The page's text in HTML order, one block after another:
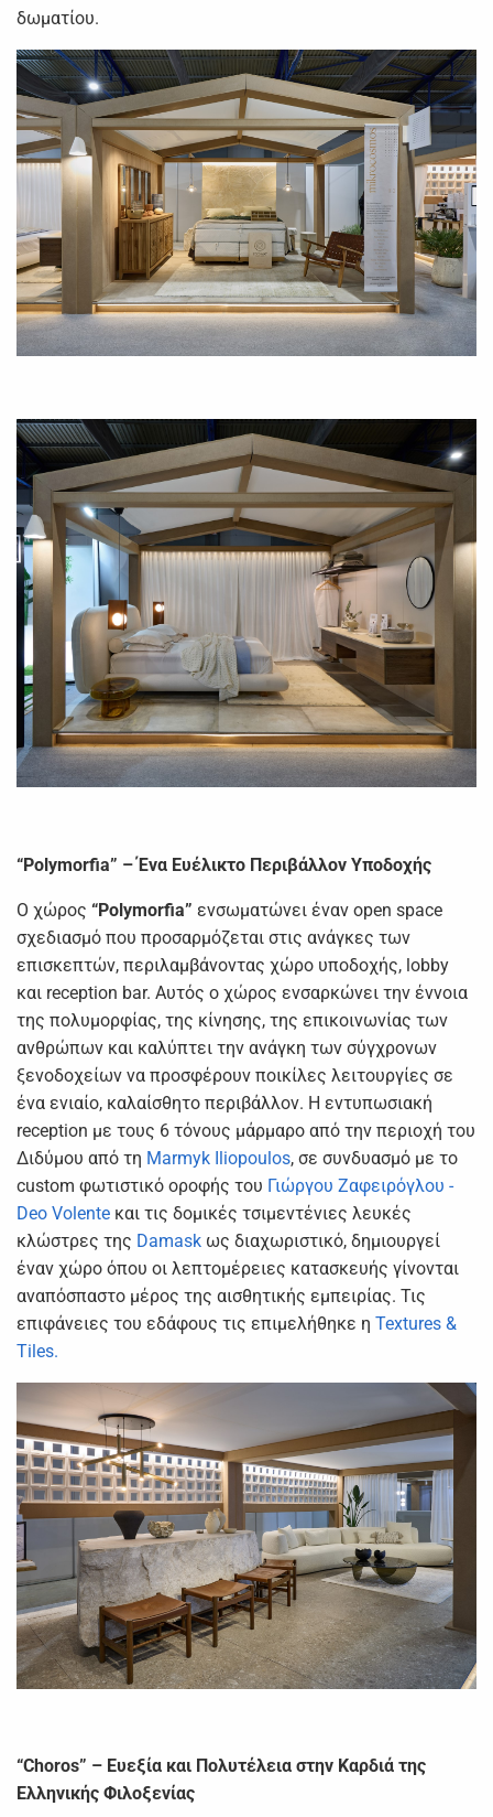
δωματίου.
“Polymorfia” – Ένα Ευέλικτο Περιβάλλον Υποδοχής
O χώρος “Polymorfia” ενσωματώνει έναν open space
σχεδιασμό που προσαρμόζεται στις ανάγκες των
επισκεπτών, περιλαμβάνοντας χώρο υποδοχής, lobby
και reception bar. Αυτός ο χώρος ενσαρκώνει την έννοια
της πολυμορφίας, της κίνησης, της επικοινωνίας των
ανθρώπων και καλύπτει την ανάγκη των σύγχρονων
ξενοδοχείων να προσφέρουν ποικίλες λειτουργίες σε
ένα ενιαίο, καλαίσθητο περιβάλλον. Η εντυπωσιακή
reception με τους 6 τόνους μάρμαρο από την περιοχή του
Διδύμου από τη Marmyk Iliopoulos, σε συνδυασμό με το
custom φωτιστικό οροφής του Γιώργου Ζαφειρόγλου -
Deo Volente και τις δομικές τσιμεντένιες λευκές
κλώστρες της Damask ως διαχωριστικό, δημιουργεί
έναν χώρο όπου οι λεπτομέρειες κατασκευής γίνονται
αναπόσπαστο μέρος της αισθητικής εμπειρίας. Τις
επιφάνειες του εδάφους τις επιμελήθηκε η Textures &
Tiles.
“Choros” – Ευεξία και Πολυτέλεια στην Καρδιά της
Ελληνικής Φιλοξενίας